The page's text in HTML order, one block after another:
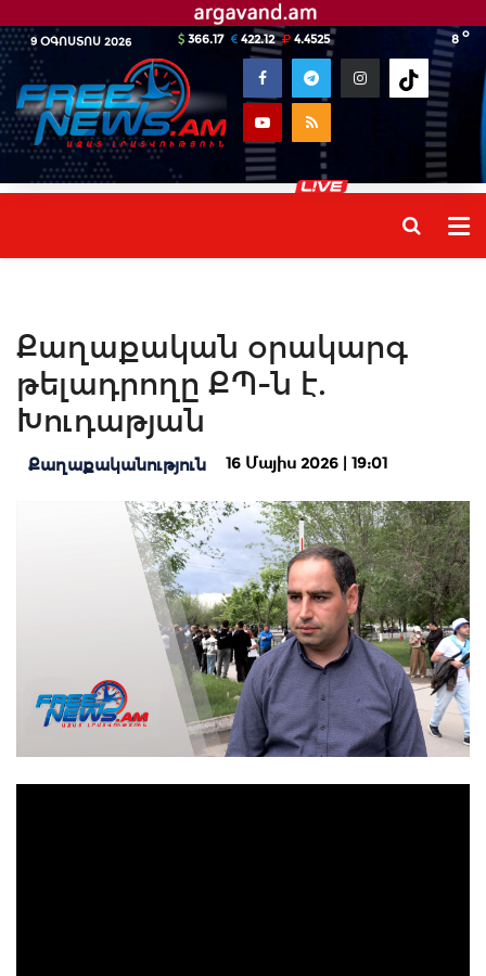
9 ՕԳՈՍՏՈՍ 2026 8 o
366.17 422.12 4.4525
Քաղաքական օրակարգ
թելադրողը ՔՊ-ն է.
Խուդաթյան
Քաղաքականություն 16 Մայիս 2026 | 19:01